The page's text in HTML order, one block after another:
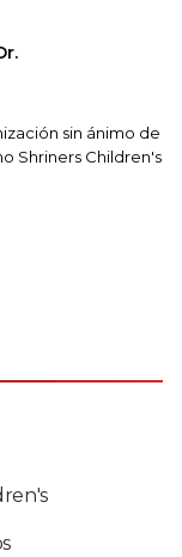
sin ánimo de
Shriners Children's